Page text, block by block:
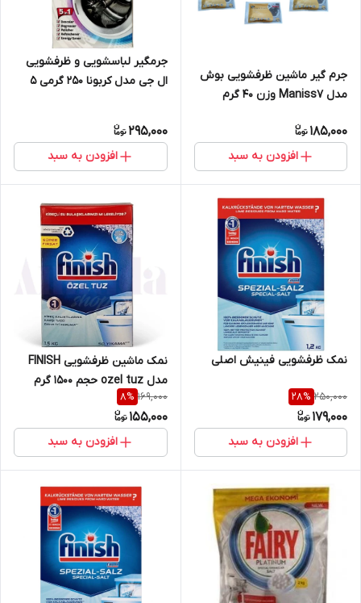
جرم گیر ماشین ظرفشویی بوش
مدل Maniss7 وزن 40 گرم
185,000
افزودن به سبد
جرمگیر لباسشویی و ظرفشویی
ال جی مدل کربونا ۲۵۰ گرمی ۵
295,000
افزودن به سبد
نمک ظرفشویی فینیش اصلی
250,000
28%
179,000
افزودن به سبد
نمک ماشین ظرفشویی FINISH
مدل ozel tuz حجم ۱۵۰۰ گرم
اصلی
169,000
8%
155,000
افزودن به سبد